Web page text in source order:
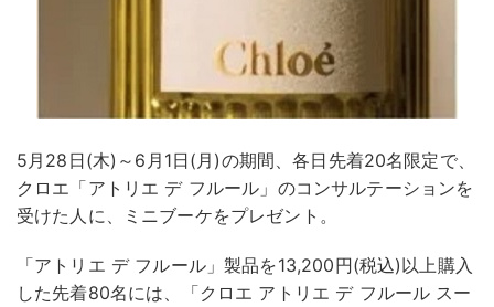
5月28日(木)～6月1日(月)の期間、各日先着20名限定で、
クロエ「アトリエ デ フルール」のコンサルテーションを
受けた人に、ミニブーケをプレゼント。
「アトリエ デ フルール」製品を13,200円(税込)以上購入
した先着80名には、「クロエ アトリエ デ フルール スー